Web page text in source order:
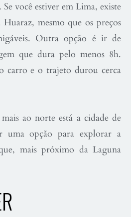
você estiver em Lima, existe
mesmo que os preços
Outra opção é ir de
que dura pelo menos 8h.
carro e o trajeto durou cerca
ao norte está a cidade de
uma opção para explorar a
mais próximo da Laguna